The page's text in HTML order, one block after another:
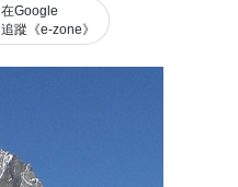
在Google
追蹤《e-zone》